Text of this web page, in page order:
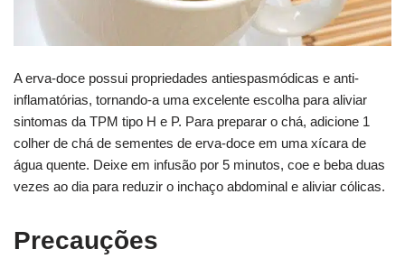
A erva-doce possui propriedades antiespasmódicas e anti-
inflamatórias, tornando-a uma excelente escolha para aliviar
sintomas da TPM tipo H e P. Para preparar o chá, adicione 1
colher de chá de sementes de erva-doce em uma xícara de
água quente. Deixe em infusão por 5 minutos, coe e beba duas
vezes ao dia para reduzir o inchaço abdominal e aliviar cólicas.
Precauções